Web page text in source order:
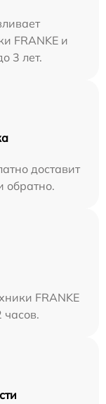
FRANKE и
3 лет.
доставит
обратно.
FRANKE
часов.